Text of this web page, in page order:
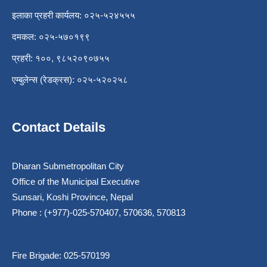
इलाका प्रहरी कार्यलय: ०२५-५२४५५५
दमकल: ०२५-५७०१९९
प्रहरी: १००, ९८५२०९०७५५
एम्बुलेन्स (रेडक्रस): ०२५-५२०२५८
Contact Details
Dharan Submetropolitan City
Office of the Municipal Executive
Sunsari, Koshi Province, Nepal
Phone : (+977)-025-570407, 570636, 570813
Fire Brigade: 025-570199